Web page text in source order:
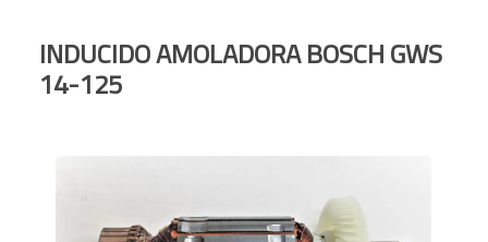
INDUCIDO AMOLADORA BOSCH GWS
14-125